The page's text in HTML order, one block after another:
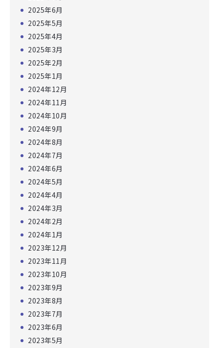
2025年6月
2025年5月
2025年4月
2025年3月
2025年2月
2025年1月
2024年12月
2024年11月
2024年10月
2024年9月
2024年8月
2024年7月
2024年6月
2024年5月
2024年4月
2024年3月
2024年2月
2024年1月
2023年12月
2023年11月
2023年10月
2023年9月
2023年8月
2023年7月
2023年6月
2023年5月